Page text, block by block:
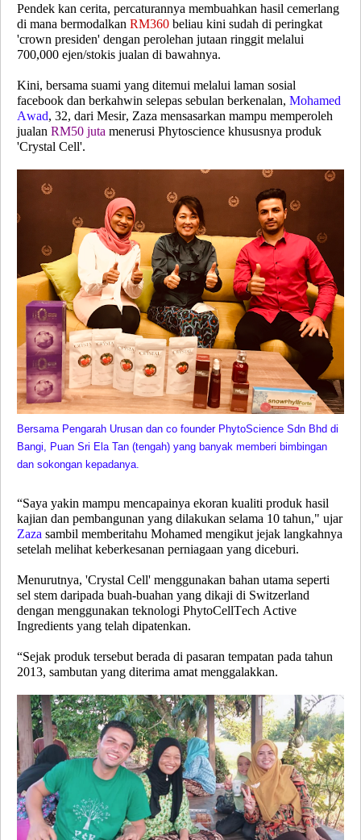
Pendek kan cerita, percaturannya membuahkan hasil cemerlang
di mana bermodalkan RM360 beliau kini sudah di peringkat
'crown presiden' dengan perolehan jutaan ringgit melalui
700,000 ejen/stokis jualan di bawahnya.
Kini, bersama suami yang ditemui melalui laman sosial
facebook dan berkahwin selepas sebulan berkenalan, Mohamed
Awad, 32, dari Mesir, Zaza mensasarkan mampu memperoleh
jualan RM50 juta menerusi Phytoscience khususnya produk
'Crystal Cell'.
Bersama Pengarah Urusan dan co founder PhytoScience Sdn Bhd di
Bangi, Puan Sri Ela Tan (tengah) yang banyak memberi bimbingan
dan sokongan kepadanya.
“Saya yakin mampu mencapainya ekoran kualiti produk hasil
kajian dan pembangunan yang dilakukan selama 10 tahun," ujar
Zaza sambil memberitahu Mohamed mengikut jejak langkahnya
setelah melihat keberkesanan perniagaan yang diceburi.
Menurutnya, 'Crystal Cell' menggunakan bahan utama seperti
sel stem daripada buah-buahan yang dikaji di Switzerland
dengan menggunakan teknologi PhytoCellTech Active
Ingredients yang telah dipatenkan.
“Sejak produk tersebut berada di pasaran tempatan pada tahun
2013, sambutan yang diterima amat menggalakkan.